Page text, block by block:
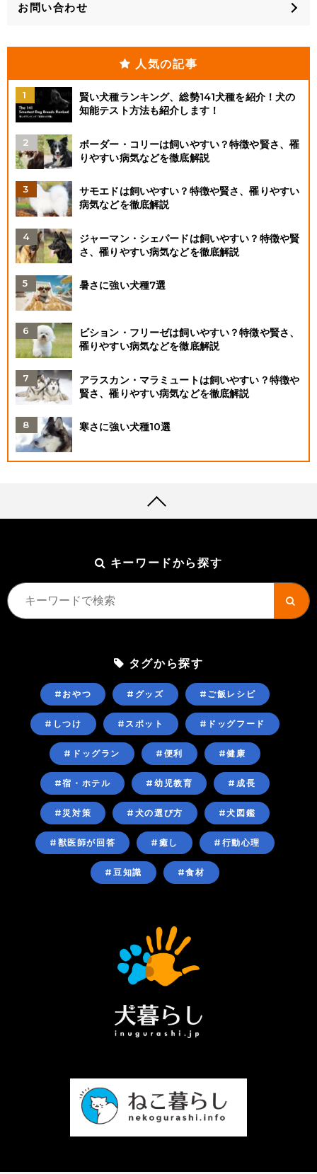
お問い合わせ
人気の記事
賢い犬種ランキング、総勢141犬種を紹介！犬の
知能テスト方法も紹介します！
ボーダー・コリーは飼いやすい？特徴や賢さ、罹
りやすい病気などを徹底解説
サモエドは飼いやすい？特徴や賢さ、罹りやすい
病気などを徹底解説
ジャーマン・シェパードは飼いやすい？特徴や賢
さ、罹りやすい病気などを徹底解説
暑さに強い犬種7選
ビション・フリーゼは飼いやすい？特徴や賢さ、
罹りやすい病気などを徹底解説
アラスカン・マラミュートは飼いやすい？特徴や
賢さ、罹りやすい病気などを徹底解説
寒さに強い犬種10選
キーワードから探す
タグから探す
#おやつ #グッズ #ご飯レシピ
#しつけ #スポット #ドッグフード
#ドッグラン #便利 #健康
#宿・ホテル #幼児教育 #成長
#災対策 #犬の選び方 #犬図鑑
#獣医師が回答 #癒し #行動心理
#豆知識 #食材